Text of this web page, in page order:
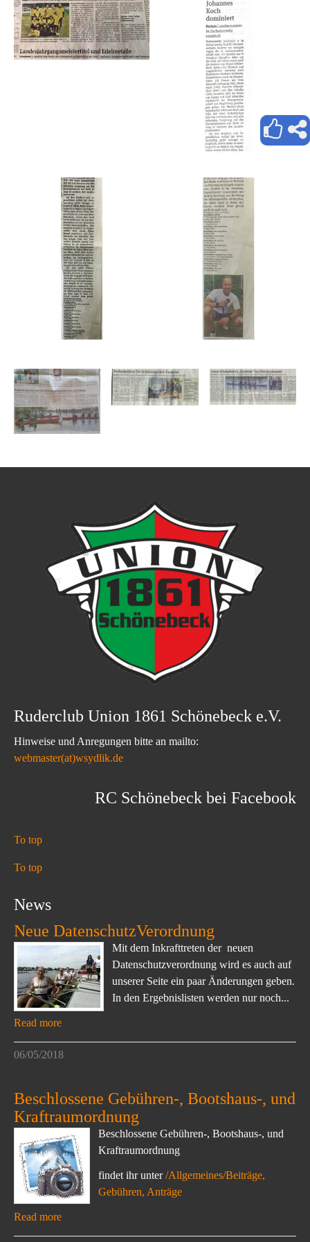
Ruderclub Union 1861 Schönebeck e.V.
Hinweise und Anregungen bitte an mailto:
webmaster(at)wsydlik.de
RC Schönebeck bei Facebook
To top
To top
News
Neue DatenschutzVerordnung
Mit dem Inkrafttreten der neuen
Datenschutzverordnung wird es auch auf
unserer Seite ein paar Änderungen geben.
In den Ergebnislisten werden nur noch...
Read more
06/05/2018
Beschlossene Gebühren-, Bootshaus-, und
Kraftraumordnung
Beschlossene Gebühren-, Bootshaus-, und
Kraftraumordnung
findet ihr unter/Allgemeines/Beiträge,
Gebühren, Anträge
Read more